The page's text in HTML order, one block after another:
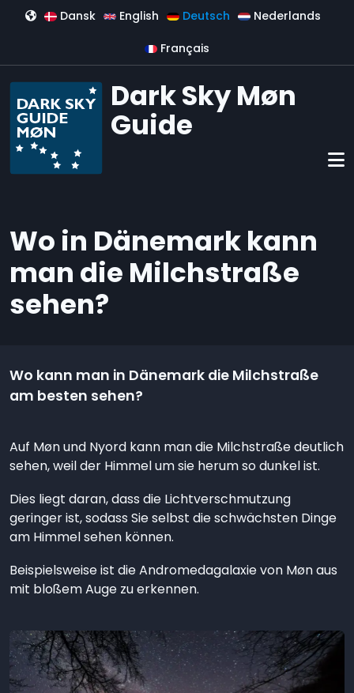
Direkt zum Inhalt
Dansk English Deutsch Nederlands
Français
Dark Sky Møn
Guide
Wo in Dänemark kann
man die Milchstraße
sehen?
Wo kann man in Dänemark die Milchstraße
am besten sehen?
Auf Møn und Nyord kann man die Milchstraße deutlich
sehen, weil der Himmel um sie herum so dunkel ist.
Dies liegt daran, dass die Lichtverschmutzung
geringer ist, sodass Sie selbst die schwächsten Dinge
am Himmel sehen können.
Beispielsweise ist die Andromedagalaxie von Møn aus
mit bloßem Auge zu erkennen.